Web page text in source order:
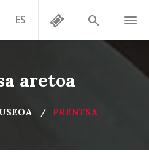
ES
aretoa
PRENTSA